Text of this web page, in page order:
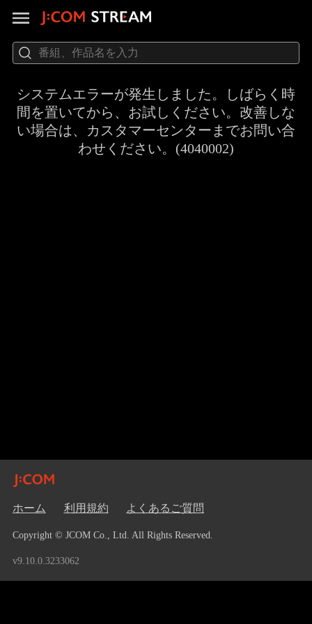
システムエラーが発生しました。しばらく時
間を置いてから、お試しください。改善しな
い場合は、カスタマーセンターまでお問い合
わせください。(4040002)
ホーム 利用規約 よくあるご質問
Copyright © JCOM Co., Ltd. All Rights Reserved.
v9.10.0.3233062